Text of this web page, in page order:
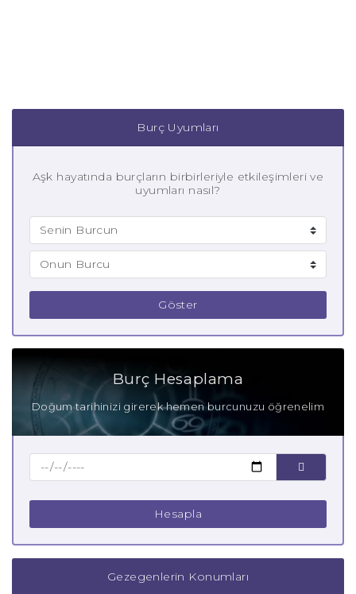
Burç Uyumları
Aşk hayatında burçların birbirleriyle etkileşimleri ve
uyumları nasıl?
Göster
Burç Hesaplama
Doğum tarihinizi girerek hemen burcunuzu öğrenelim
Hesapla
Gezegenlerin Konumları